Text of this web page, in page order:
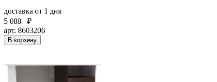
доставка от 1 дня
5 088
₽
арт. 8603206
В корзину